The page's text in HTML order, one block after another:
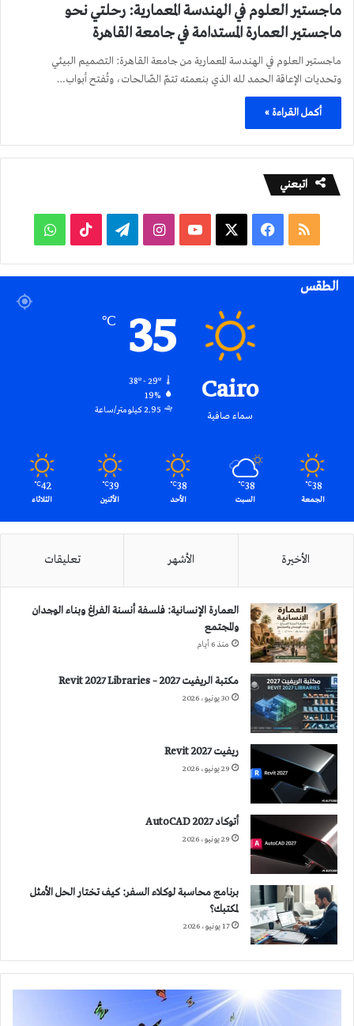
ماجستير العلوم في الهندسة المعمارية: رحلتي نحو
ماجستير العمارة المستدامة في جامعة القاهرة
ماجستير العلوم في الهندسة المعمارية من جامعة القاهرة: التصميم البيئي
وتحديات الإعاقة الحمد لله الذي بنعمته تتمّ الصّالحات، وتُفتح أبواب…
أكمل القراءة »
اتبعني
ملخص
الموقع
فيسبوك ‫YouTubeانستقرامتيلقرام ‫TikTokواتساب
الطقس
Cairo
سماء صافية
35
℃
38º - 29º
19%
2.95 كيلومتر/ساعة
38
℃
الجمعة
38
℃
السبت
38
℃
الأحد
39
℃
الأثنين
42
℃
الثلاثاء
الأخيرة الأشهر تعليقات
العمارة الإنسانية: فلسفة أنسنة الفراغ وبناء الوجدان
والمجتمع
منذ 6 أيام
مكتبة الريفيت 2027 – Revit 2027 Libraries
30 يونيو، 2026
ريفيت 2027 Revit
29 يونيو، 2026
أتوكاد 2027 AutoCAD
29 يونيو، 2026
برنامج محاسبة لوكلاء السفر: كيف تختار الحل الأمثل
لمكتبك؟
17 يونيو، 2026